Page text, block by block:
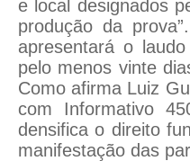
e local designados
produção da
apresentará o
pelo menos vinte
Como afirma Luiz
com Informativo
densifica o direito
manifestação das